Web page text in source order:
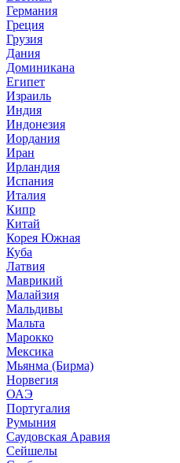
Германия
Греция
Грузия
Дания
Доминикана
Египет
Израиль
Индия
Индонезия
Иордания
Иран
Ирландия
Испания
Италия
Кипр
Китай
Корея Южная
Куба
Латвия
Маврикий
Малайзия
Мальдивы
Мальта
Марокко
Мексика
Мьянма (Бирма)
Норвегия
ОАЭ
Португалия
Румыния
Саудовская Аравия
Сейшелы